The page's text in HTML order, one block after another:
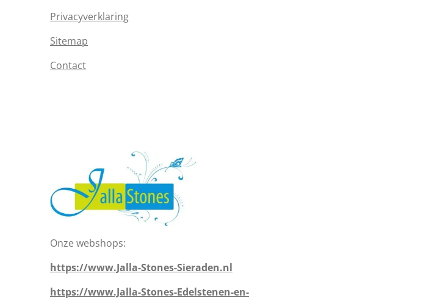
Privacyverklaring
Sitemap
Contact
Onze webshops:
https://www.Jalla-Stones-Sieraden.nl
https://www.Jalla-Stones-Edelstenen-en-